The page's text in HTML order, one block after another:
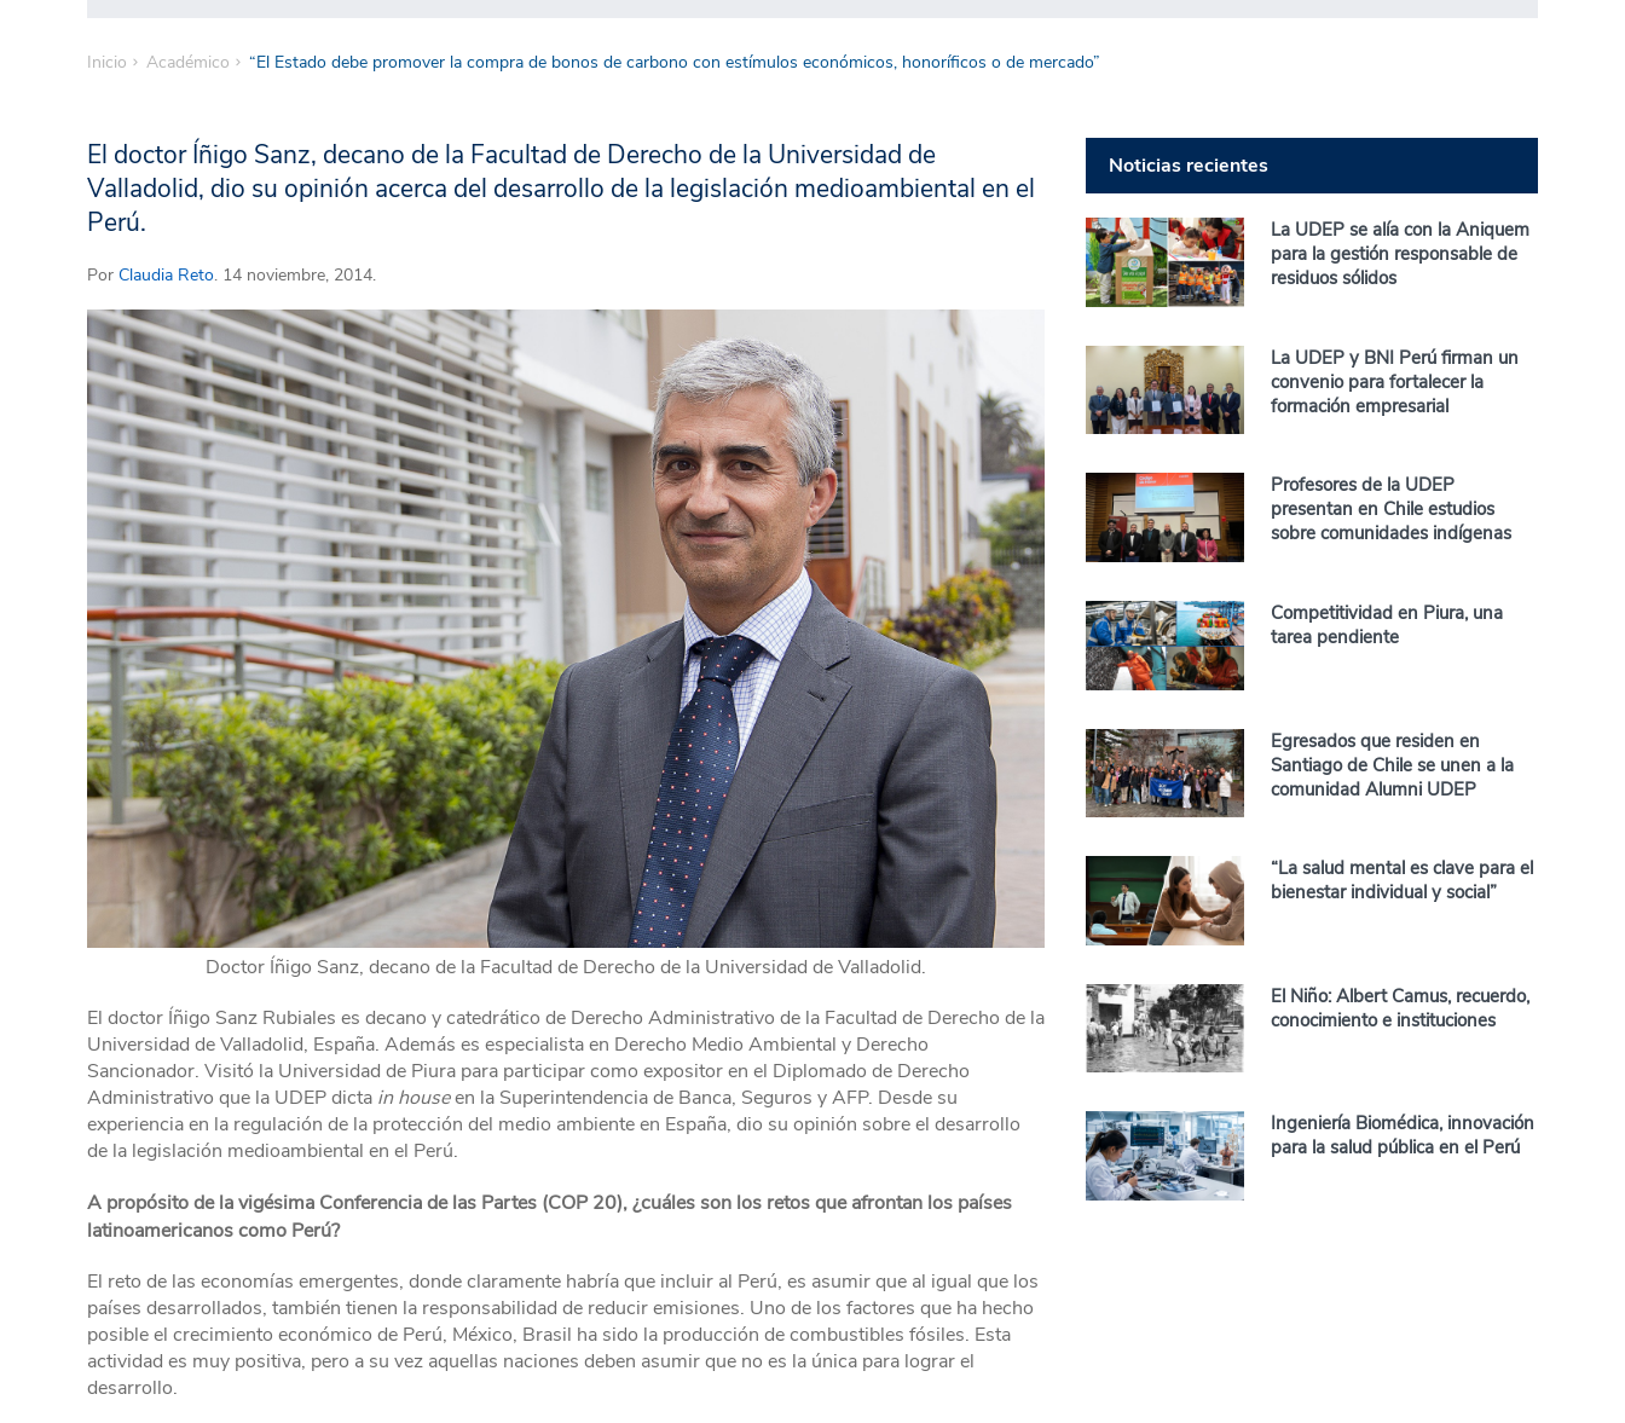
Inicio Académico “El Estado debe promover la compra de bonos de carbono con estímulos económicos, honoríficos o de mercado”
El doctor Íñigo Sanz, decano de la Facultad de Derecho de la Universidad de
Valladolid, dio su opinión acerca del desarrollo de la legislación medioambiental en el
Perú.
Por Claudia Reto. 14 noviembre, 2014.
Doctor Íñigo Sanz, decano de la Facultad de Derecho de la Universidad de Valladolid.
El doctor Íñigo Sanz Rubiales es decano y catedrático de Derecho Administrativo de la Facultad de Derecho de la
Universidad de Valladolid, España. Además es especialista en Derecho Medio Ambiental y Derecho
Sancionador. Visitó la Universidad de Piura para participar como expositor en el Diplomado de Derecho
Administrativo que la UDEP dicta in houseen la Superintendencia de Banca, Seguros y AFP. Desde su
experiencia en la regulación de la protección del medio ambiente en España, dio su opinión sobre el desarrollo
de la legislación medioambiental en el Perú.
A propósito de la vigésima Conferencia de las Partes (COP 20), ¿cuáles son los retos que afrontan los países
latinoamericanos como Perú?
El reto de las economías emergentes, donde claramente habría que incluir al Perú, es asumir que al igual que los
países desarrollados, también tienen la responsabilidad de reducir emisiones. Uno de los factores que ha hecho
posible el crecimiento económico de Perú, México, Brasil ha sido la producción de combustibles fósiles. Esta
actividad es muy positiva, pero a su vez aquellas naciones deben asumir que no es la única para lograr el
desarrollo.
Noticias recientes
La UDEP se alía con la Aniquem
para la gestión responsable de
residuos sólidos
La UDEP y BNI Perú firman un
convenio para fortalecer la
formación empresarial
Profesores de la UDEP
presentan en Chile estudios
sobre comunidades indígenas
Competitividad en Piura, una
tarea pendiente
Egresados que residen en
Santiago de Chile se unen a la
comunidad Alumni UDEP
“La salud mental es clave para el
bienestar individual y social”
El Niño: Albert Camus, recuerdo,
conocimiento e instituciones
Ingeniería Biomédica, innovación
para la salud pública en el Perú